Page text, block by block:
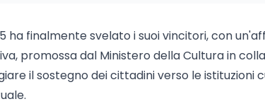
ha finalmente svelato i suoi vincitori, con
promossa dal Ministero della Cultura in
il sostegno dei cittadini verso le istituzioni